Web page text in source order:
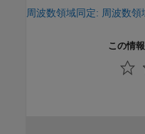
周波数領域同定: 周波数
この情